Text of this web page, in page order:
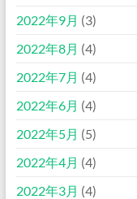
2022年9月 (3)
2022年8月 (4)
2022年7月 (4)
2022年6月 (4)
2022年5月 (5)
2022年4月 (4)
2022年3月 (4)